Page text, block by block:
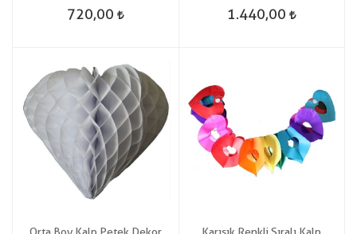
720,00 1.440,00
Orta Boy Kalp Petek Dekor
Karışık Renkli Sıralı Kalp